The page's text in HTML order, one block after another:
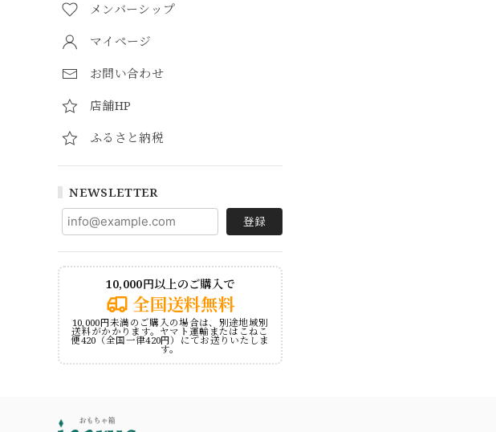
メンバーシップ
マイページ
お問い合わせ
店舗HP
ふるさと納税
NEWSLETTER
登録
10,000円以上のご購入で
全国送料無料
10,000円未満のご購入の場合は、別途地域別
送料がかかります。ヤマト運輸またはこねこ
便420（全国一律420円）にてお送りいたしま
す。